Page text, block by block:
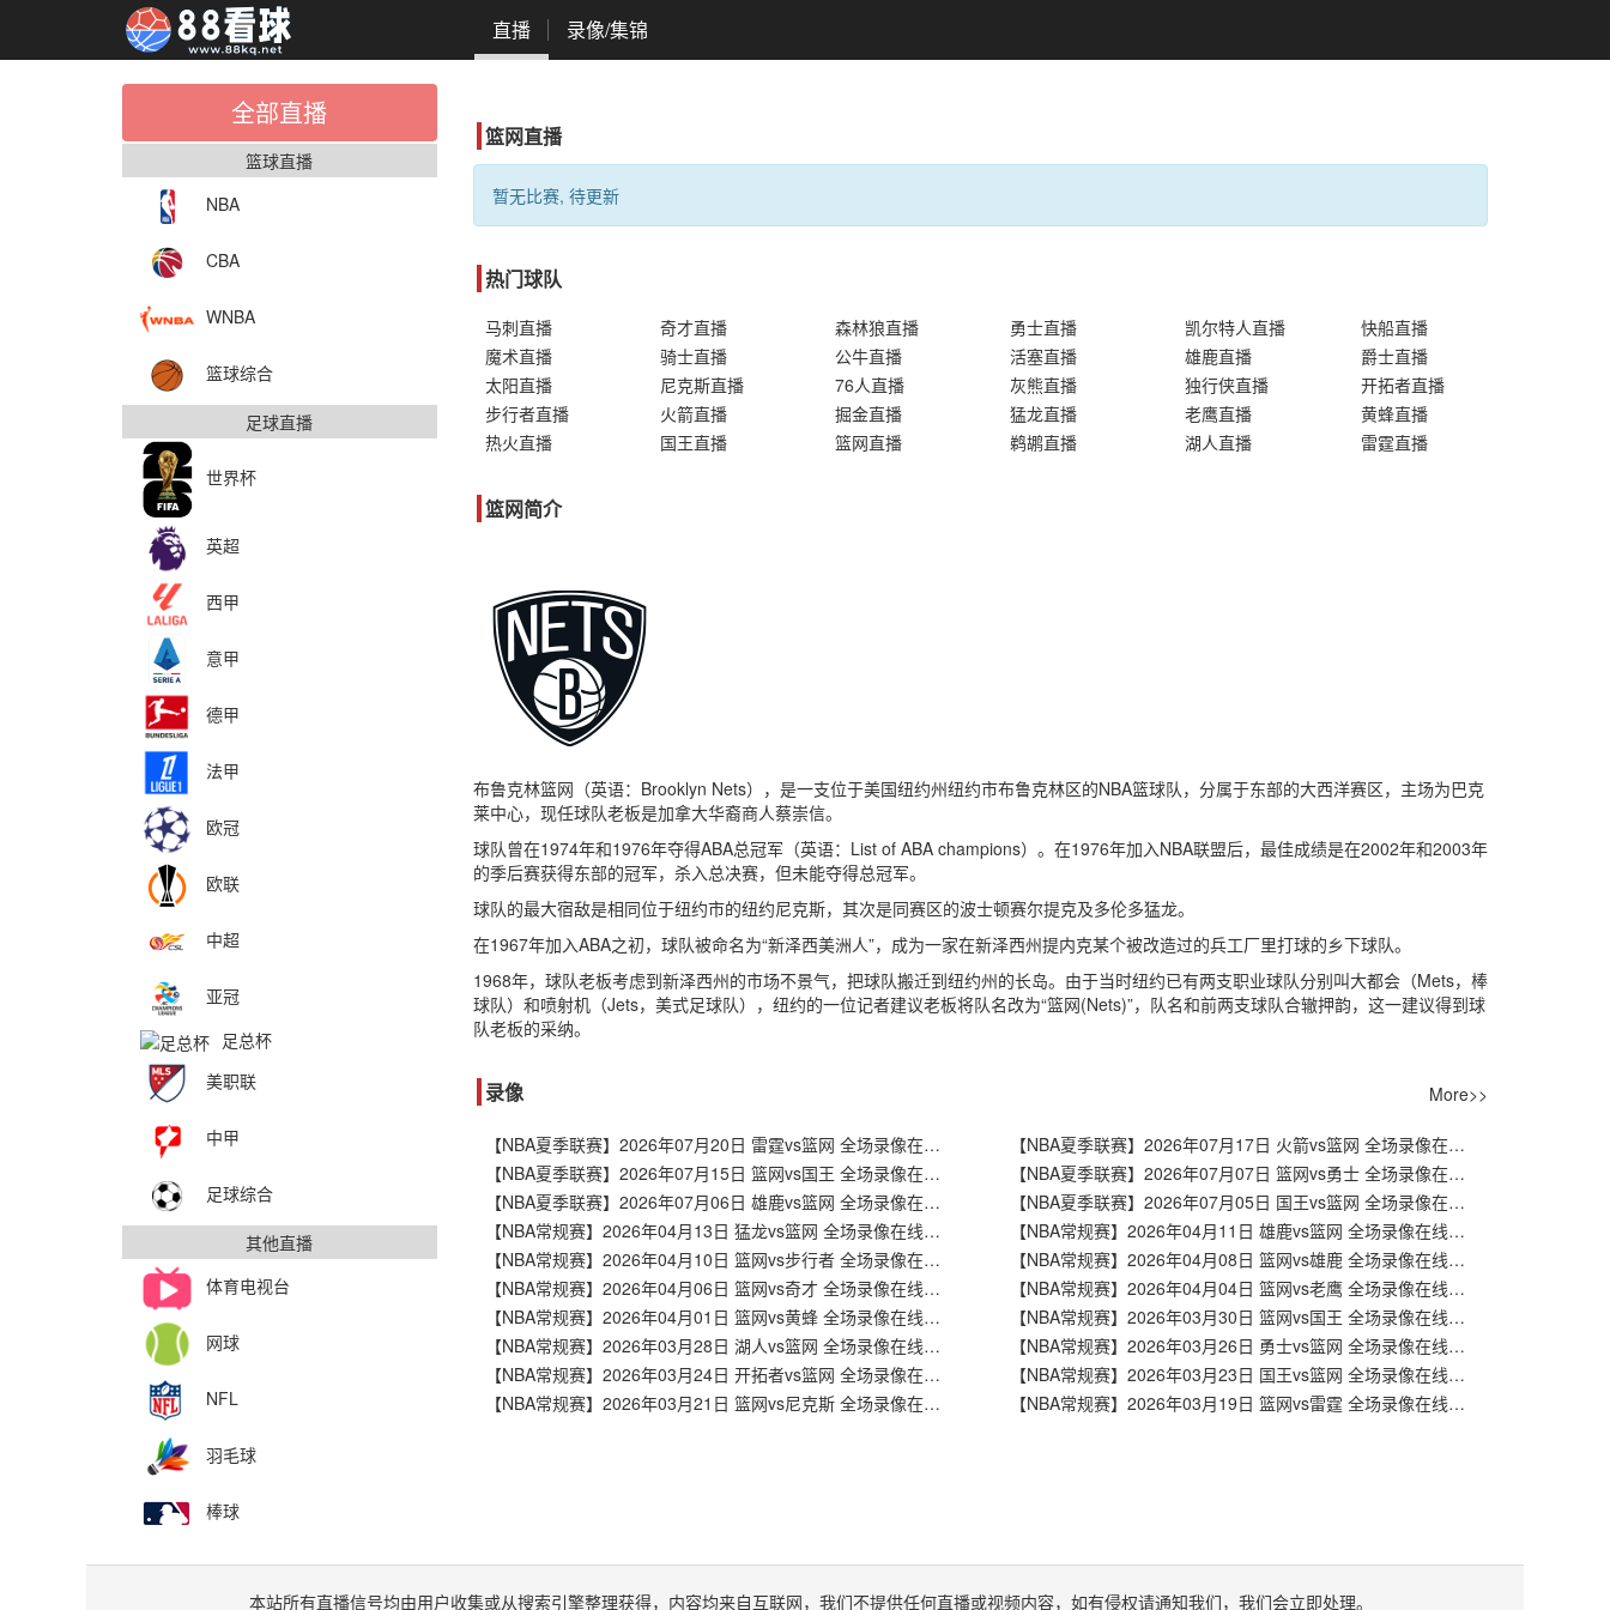
直播 录像/集锦
全部直播
篮球直播
NBA
CBA
WNBA
篮球综合
足球直播
世界杯
英超
西甲
意甲
德甲
法甲
欧冠
欧联
中超
亚冠
足总杯
美职联
中甲
足球综合
其他直播
体育电视台
网球
NFL
羽毛球
棒球
篮网直播
暂无比赛, 待更新
热门球队
马刺直播 奇才直播 森林狼直播 勇士直播 凯尔特人直播
快船直播
魔术直播
骑士直播 公牛直播 活塞直播 雄鹿直播
爵士直播
太阳直播
尼克斯直播 76人直播 灰熊直播 独行侠直播
开拓者直播
步行者直播
火箭直播 掘金直播 猛龙直播 老鹰直播
黄蜂直播
热火直播
国王直播 篮网直播 鹈鹕直播 湖人直播 雷霆直播
篮网简介
布鲁克林篮网（英语：Brooklyn Nets），是一支位于美国纽约州纽约市布鲁克林区的NBA篮球队，分属于东部的大西洋赛区，主场为巴克
莱中心，现任球队老板是加拿大华裔商人蔡崇信。
球队曾在1974年和1976年夺得ABA总冠军（英语：List of ABA champions）。在1976年加入NBA联盟后，最佳成绩是在2002年和2003年
的季后赛获得东部的冠军，杀入总决赛，但未能夺得总冠军。
球队的最大宿敌是相同位于纽约市的纽约尼克斯，其次是同赛区的波士顿赛尔提克及多伦多猛龙。
在1967年加入ABA之初，球队被命名为“新泽西美洲人”，成为一家在新泽西州提内克某个被改造过的兵工厂里打球的乡下球队。
1968年，球队老板考虑到新泽西州的市场不景气，把球队搬迁到纽约州的长岛。由于当时纽约已有两支职业球队分别叫大都会（Mets，棒
球队）和喷射机（Jets，美式足球队），纽约的一位记者建议老板将队名改为“篮网(Nets)”，队名和前两支球队合辙押韵，这一建议得到球
队老板的采纳。
录像 More>>
【NBA夏季联赛】2026年07月20日 雷霆vs篮网 全场录像在线回放
【NBA夏季联赛】2026年07月17日 火箭vs篮网 全场录像在线回放
【NBA夏季联赛】2026年07月15日 篮网vs国王 全场录像在线回放
【NBA夏季联赛】2026年07月07日 篮网vs勇士 全场录像在线回放
【NBA夏季联赛】2026年07月06日 雄鹿vs篮网 全场录像在线回放
【NBA夏季联赛】2026年07月05日 国王vs篮网 全场录像在线回放
【NBA常规赛】2026年04月13日 猛龙vs篮网 全场录像在线回放
【NBA常规赛】2026年04月11日 雄鹿vs篮网 全场录像在线回放
【NBA常规赛】2026年04月10日 篮网vs步行者 全场录像在线回放
【NBA常规赛】2026年04月08日 篮网vs雄鹿 全场录像在线回放
【NBA常规赛】2026年04月06日 篮网vs奇才 全场录像在线回放
【NBA常规赛】2026年04月04日 篮网vs老鹰 全场录像在线回放
【NBA常规赛】2026年04月01日 篮网vs黄蜂 全场录像在线回放
【NBA常规赛】2026年03月30日 篮网vs国王 全场录像在线回放
【NBA常规赛】2026年03月28日 湖人vs篮网 全场录像在线回放
【NBA常规赛】2026年03月26日 勇士vs篮网 全场录像在线回放
【NBA常规赛】2026年03月24日 开拓者vs篮网 全场录像在线回放
【NBA常规赛】2026年03月23日 国王vs篮网 全场录像在线回放
【NBA常规赛】2026年03月21日 篮网vs尼克斯 全场录像在线回放
【NBA常规赛】2026年03月19日 篮网vs雷霆 全场录像在线回放
本站所有直播信号均由用户收集或从搜索引擎整理获得，内容均来自互联网，我们不提供任何直播或视频内容，如有侵权请通知我们，我们会立即处理。